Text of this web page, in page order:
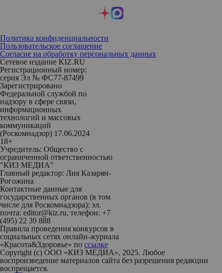
Политика конфиденциальности
Пользовательское соглашение
Согласие на обработку персональных данных
Сетевое издание KIZ.RU
Регистрационный номер:
серия Эл № ФС77-87499
Зарегистрировано
Федеральной службой по
надзору в сфере связи,
информационных
технологий и массовых
коммуникаций
(Роскомнадзор) 17.06.2024
18+
Учредитель: Общество с
ограниченной ответственностью
"КИЗ МЕДИА"
Главный редактор: Лия Казарян-
Рогожина
Контактные данные для
государственных органов (в том
числе для Роскомнадзора): эл.
почта: editor@kiz.ru, телефон: +7
(495) 22 39 888
Правила проведения конкурсов в
социальных сетях онлайн-журнала
«Красота&Здоровье» по ссылке
Copyright (с) ООО «КИЗ МЕДИА», 2025. Любое
воспроизведение материалов сайта без разрешения редакции
воспрещается.